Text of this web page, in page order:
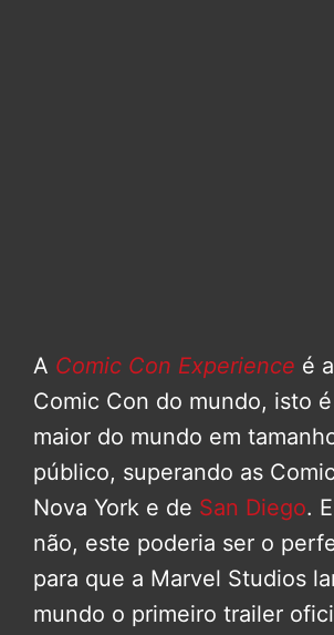
A Comic Con Experience é
Comic Con do mundo, isto
maior do mundo em
público, superando as
Nova York e de San Diego.
não, este poderia ser o
para que a Marvel Studios
mundo o primeiro trailer